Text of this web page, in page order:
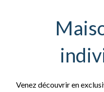
Venez découvrir en